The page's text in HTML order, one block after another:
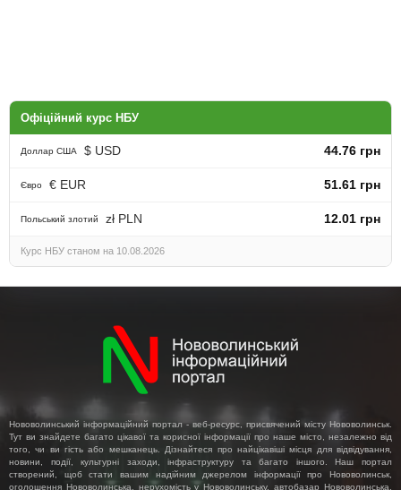
Офіційний курс НБУ
Доллар США $ USD 44.76 грн
Євро € EUR 51.61 грн
Польський злотий zł PLN 12.01 грн
Курс НБУ станом на 10.08.2026
Нововолинський інформаційний портал - веб-ресурс, присвячений місту Нововолинськ.
Тут ви знайдете багато цікавої та корисної інформації про наше місто, незалежно від
того, чи ви гість або мешканець. Дізнайтеся про найцікавіші місця для відвідування,
новини, події, культурні заходи, інфраструктуру та багато іншого. Наш портал
створений, щоб стати вашим надійним джерелом інформації про Нововолинськ,
оголошення Нововолинська, нерухомість у Нововолинську, автобазар Нововолинська,